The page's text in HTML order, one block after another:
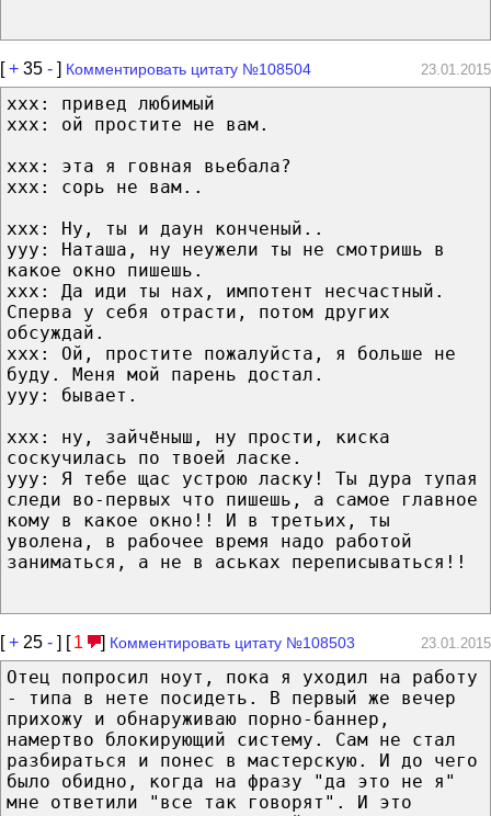
[+ 35 - ] Комментировать цитату №108504 23.01.2015
ххх: привед любимый
ххх: ой простите не вам.
ххх: эта я говная вьебала?
ххх: сорь не вам..
ххх: Ну, ты и даун конченый..
yyy: Наташа, ну неужели ты не смотришь в
какое окно пишешь.
ххх: Да иди ты нах, импотент несчастный.
Сперва у себя отрасти, потом других
обсуждай.
ххх: Ой, простите пожалуйста, я больше не
буду. Меня мой парень достал.
yyy: бывает.
ххх: ну, зайчёныш, ну прости, киска
соскучилась по твоей ласке.
yyy: Я тебе щас устрою ласку! Ты дура тупая
следи во-первых что пишешь, а самое главное
кому в какое окно!! И в третьих, ты
уволена, в рабочее время надо работой
заниматься, а не в аськах переписываться!!
[+ 25 - ] [ 1 ] Комментировать цитату №108503 23.01.2015
Отец попросил ноут, пока я уходил на работу
- типа в нете посидеть. В первый же вечер
прихожу и обнаруживаю порно-баннер,
намертво блокирующий систему. Сам не стал
разбираться и понес в мастерскую. И до чего
было обидно, когда на фразу "да это не я"
мне ответили "все так говорят". И это